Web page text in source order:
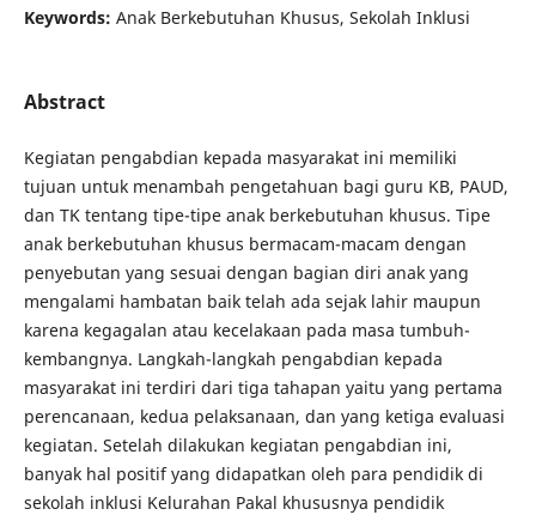
Keywords: Anak Berkebutuhan Khusus, Sekolah Inklusi
Abstract
Kegiatan pengabdian kepada masyarakat ini memiliki
tujuan untuk menambah pengetahuan bagi guru KB, PAUD,
dan TK tentang tipe-tipe anak berkebutuhan khusus. Tipe
anak berkebutuhan khusus bermacam-macam dengan
penyebutan yang sesuai dengan bagian diri anak yang
mengalami hambatan baik telah ada sejak lahir maupun
karena kegagalan atau kecelakaan pada masa tumbuh-
kembangnya. Langkah-langkah pengabdian kepada
masyarakat ini terdiri dari tiga tahapan yaitu yang pertama
perencanaan, kedua pelaksanaan, dan yang ketiga evaluasi
kegiatan. Setelah dilakukan kegiatan pengabdian ini,
banyak hal positif yang didapatkan oleh para pendidik di
sekolah inklusi Kelurahan Pakal khususnya pendidik